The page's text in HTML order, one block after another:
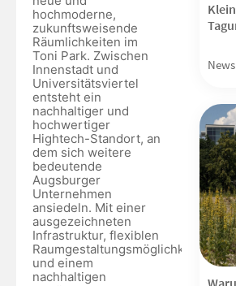
hochmoderne,
zukunftsweisende
Räumlichkeiten im
Toni Park. Zwischen
Innenstadt und
Universitätsviertel
entsteht ein
nachhaltiger und
hochwertiger
Hightech-Standort, an
dem sich weitere
bedeutende
Augsburger
Unternehmen
ansiedeln. Mit einer
ausgezeichneten
Infrastruktur, flexiblen
Raumgestaltungsmöglichkeiten
und einem
nachhaltigen
News